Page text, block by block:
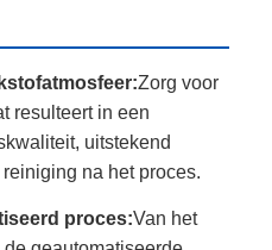
Zorg voor
resulteert in een
uitstekend
na het proces.
proces:Van het